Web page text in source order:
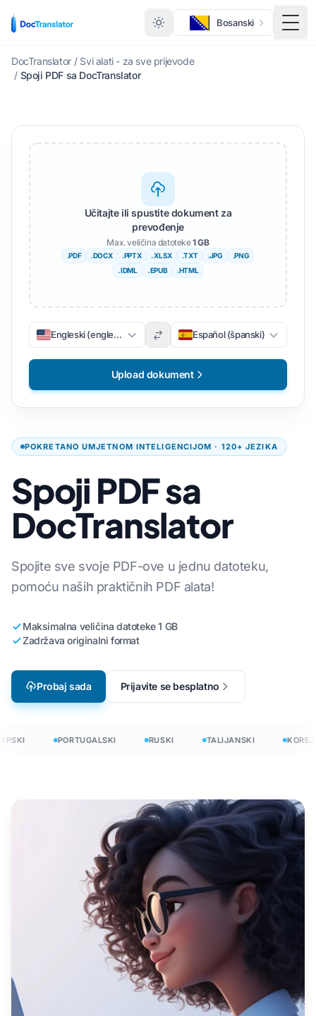
Bosanski
DocTranslator / Svi alati - za sve prijevode
/ Spoji PDF sa DocTranslator
POKRETANO UMJETNOM INTELIGENCIJOM · 120+ JEZIKA
Spoji PDF sa
DocTranslator
Spojite sve svoje PDF-ove u jednu datoteku,
pomoću naših praktičnih PDF alata!
Maksimalna veličina datoteke 1 GB
Zadržava originalni format
Probaj sada Prijavite se besplatno
Učitajte ili spustite dokument za
prevođenje
Max. veličina datoteke1 GB
.PDF .DOCX .PPTX . XLSX .TXT .JPG
.PNG
. IDML
. EPUB .HTML
Engleski (engleski) Español (španski)
Upload dokument
PORTUGALSKI RUSKI TALIJANSKI